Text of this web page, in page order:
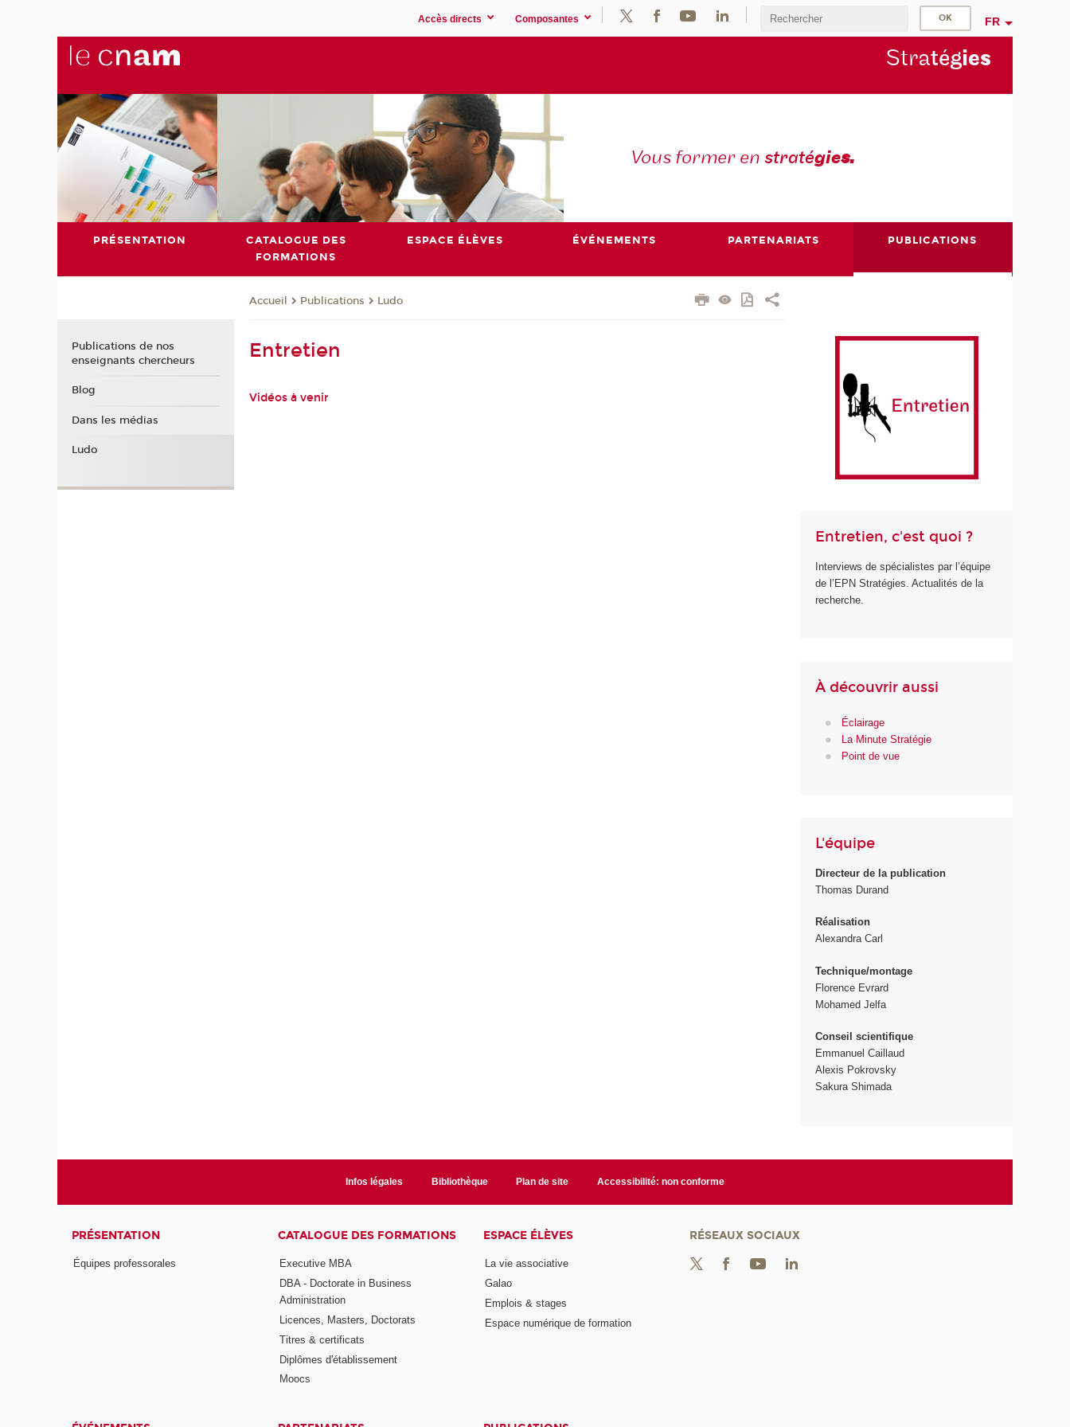
Accès directs Composantes FR
Stratégies
Vous former en stratégies.
PRÉSENTATION
CATALOGUE DES
FORMATIONS
ESPACE ÉLÈVES ÉVÉNEMENTS PARTENARIATS PUBLICATIONS
Accueil Publications Ludo
Entretien
Vidéos à venir
Entretien, c'est quoi ?
Interviews de spécialistes par l’équipe
de l’EPN Stratégies. Actualités de la
recherche.
À découvrir aussi
Éclairage
La Minute Stratégie
Point de vue
L'équipe
Directeur de la publication
Thomas Durand
Réalisation
Alexandra Carl
Technique/montage
Florence Evrard
Mohamed Jelfa
Conseil scientifique
Emmanuel Caillaud
Alexis Pokrovsky
Sakura Shimada
Publications de nos
enseignants chercheurs
Blog
Dans les médias
Ludo
Infos légales Bibliothèque Plan de site Accessibilité: non conforme
PRÉSENTATION
Équipes professorales
CATALOGUE DES FORMATIONS
Executive MBA
DBA - Doctorate in Business
Administration
Licences, Masters, Doctorats
Titres & certificats
Diplômes d'établissement
Moocs
ESPACE ÉLÈVES
La vie associative
Galao
Emplois & stages
Espace numérique de formation
RÉSEAUX SOCIAUX